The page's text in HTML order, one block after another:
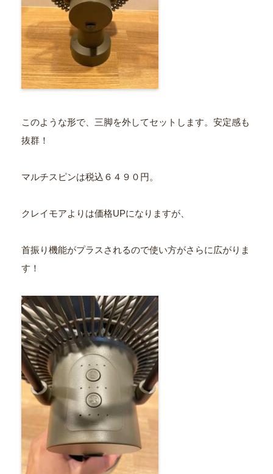
このような形で、三脚を外してセットします。安定感も
抜群！
マルチスピンは税込６４９０円。
クレイモアよりは価格UPになりますが、
首振り機能がプラスされるので使い方がさらに広がりま
す！